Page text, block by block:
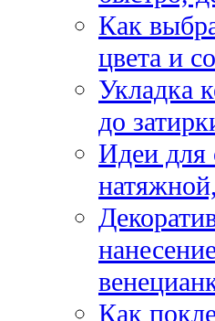
Как
цвета и
Укладка
до
Идеи для
Как